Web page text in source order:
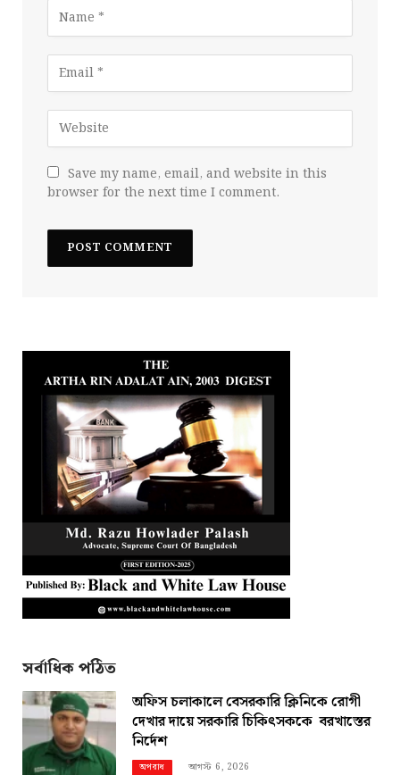
Save my name, email, and website in this
browser for the next time I comment.
সর্বাধিক পঠিত
অফিস চলাকালে বেসরকারি ক্লিনিকে রোগী
দেখার দায়ে সরকারি চিকিৎসককে বরখাস্তের
নির্দেশ
অপরাধ আগস্ট 6, 2026